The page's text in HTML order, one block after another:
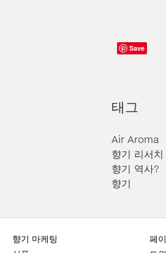
Save
태그
Air Aroma
향기 리서치
향기 역사?
향기
향기 마케팅
페